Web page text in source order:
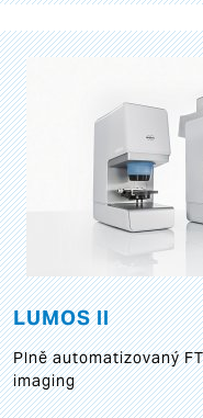
LUMOS II
Plně automatizovaný
imaging